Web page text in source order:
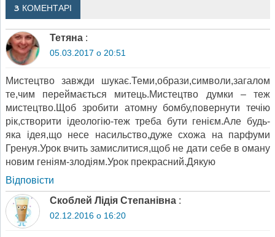
3 КОМЕНТАРІ
Тетяна :
05.03.2017 о 20:51
Мистецтво завжди шукає.Теми,образи,символи,загалом
те,чим переймається митець.Мистецтво думки – теж
мистецтво.Щоб зробити атомну бомбу,повернути течію
рік,створити ідеологію-теж треба бути генієм.Але будь-
яка ідея,що несе насильство,дуже схожа на парфуми
Гренуя.Урок вчить замислитися,щоб не дати себе в оману
новим геніям-злодіям.Урок прекрасний.Дякую
Відповіcти
Скоблей Лідія Степанівна :
02.12.2016 о 16:20